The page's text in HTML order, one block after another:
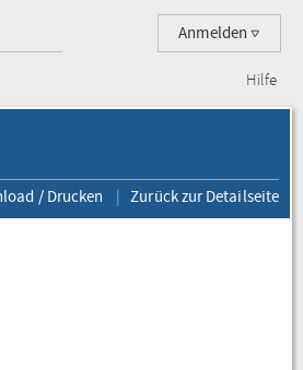
Anmelden
Hilfe
/ Drucken Zurück zur Detailseite